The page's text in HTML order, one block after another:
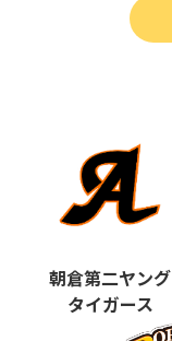
第12回
第10回
第9回
第7回
朝倉第二ヤング
タイガース